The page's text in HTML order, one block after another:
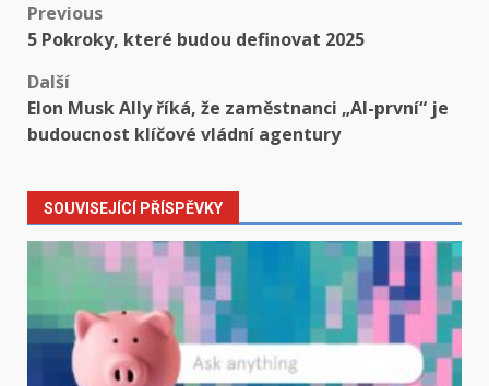
Post
navigation
Previous
5 Pokroky, které budou definovat 2025
Další
Elon Musk Ally říká, že zaměstnanci „AI-první“ je
budoucnost klíčové vládní agentury
SOUVISEJÍCÍ PŘÍSPĚVKY